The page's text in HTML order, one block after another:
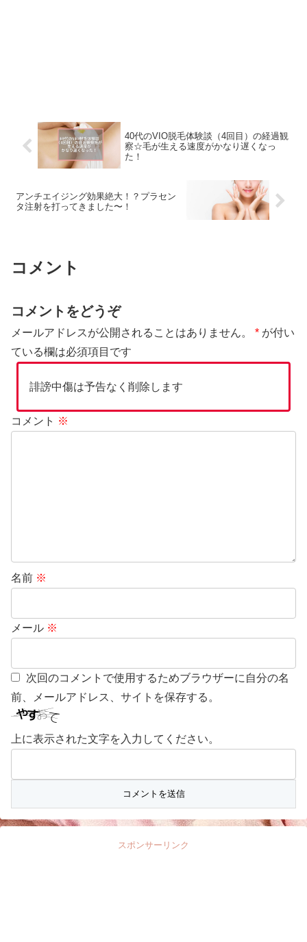
40代のVIO脱毛体験談（4回目）の経過観
察☆毛が生える速度がかなり遅くなっ
た！
アンチエイジング効果絶大！？プラセン
タ注射を打ってきました〜！
コメント
コメントをどうぞ
メールアドレスが公開されることはありません。 * が付い
ている欄は必須項目です
誹謗中傷は予告なく削除します
コメント ※
名前 ※
メール ※
次回のコメントで使用するためブラウザーに自分の名
前、メールアドレス、サイトを保存する。
上に表示された文字を入力してください。
スポンサーリンク